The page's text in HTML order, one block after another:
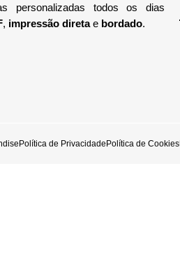
personalizadas todos os dias
, impressão diretae bordado.
Política de Privacidade Política de Cookies